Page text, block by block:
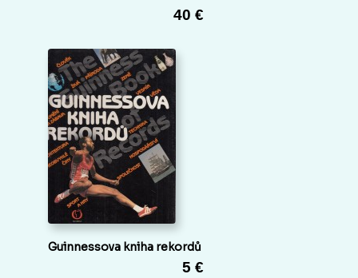
40 €
Guinnessova kniha rekordů
5 €